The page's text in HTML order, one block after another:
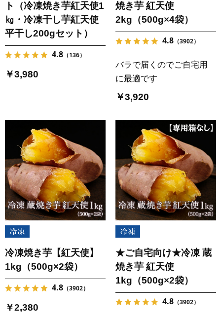
ト（冷凍焼き芋紅天使1
㎏・冷凍干し芋紅天使
平干し200gセット）
4.8 （136）
￥3,980
焼き芋 紅天使
2kg（500g×4袋）
4.8 （3902）
バラで届くのでご自宅用
に最適です
￥3,920
冷凍焼き芋【紅天使】
1kg（500g×2袋）
4.8 （3902）
￥2,380
★ご自宅向け★冷凍 蔵
焼き芋 紅天使
1kg（500g×2袋）
4.8 （3902）